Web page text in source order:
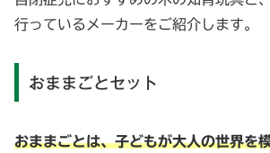
行っているメーカーをご紹介します。
おままごとセット
おままごとは、子どもが大人の世界を